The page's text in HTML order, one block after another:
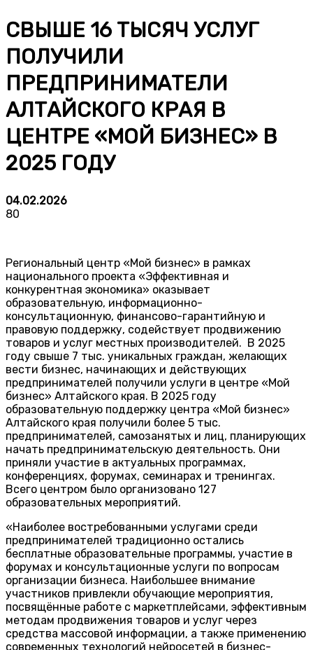
СВЫШЕ 16 ТЫСЯЧ УСЛУГ
ПОЛУЧИЛИ
ПРЕДПРИНИМАТЕЛИ
АЛТАЙСКОГО КРАЯ В
ЦЕНТРЕ «МОЙ БИЗНЕС» В
2025 ГОДУ
04.02.2026
80
Региональный центр «Мой бизнес» в рамках
национального проекта «Эффективная и
конкурентная экономика» оказывает
образовательную, информационно-
консультационную, финансово-гарантийную и
правовую поддержку, содействует продвижению
товаров и услуг местных производителей. В 2025
году свыше 7 тыс. уникальных граждан, желающих
вести бизнес, начинающих и действующих
предпринимателей получили услуги в центре «Мой
бизнес» Алтайского края. В 2025 году
образовательную поддержку центра «Мой бизнес»
Алтайского края получили более 5 тыс.
предпринимателей, самозанятых и лиц, планирующих
начать предпринимательскую деятельность. Они
приняли участие в актуальных программах,
конференциях, форумах, семинарах и тренингах.
Всего центром было организовано 127
образовательных мероприятий.
«Наиболее востребованными услугами среди
предпринимателей традиционно остались
бесплатные образовательные программы, участие в
форумах и консультационные услуги по вопросам
организации бизнеса. Наибольшее внимание
участников привлекли обучающие мероприятия,
посвящённые работе с маркетплейсами, эффективным
методам продвижения товаров и услуг через
средства массовой информации, а также применению
современных технологий нейросетей в бизнес-